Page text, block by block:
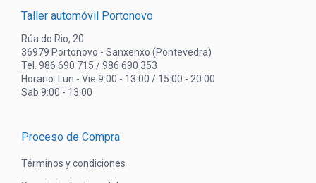
Taller automóvil Portonovo
Rúa do Rio, 20
36979 Portonovo - Sanxenxo (Pontevedra)
Tel. 986 690 715 / 986 690 353
Horario: Lun - Vie 9:00 - 13:00 / 15:00 - 20:00
Sab 9:00 - 13:00
Proceso de Compra
Términos y condiciones